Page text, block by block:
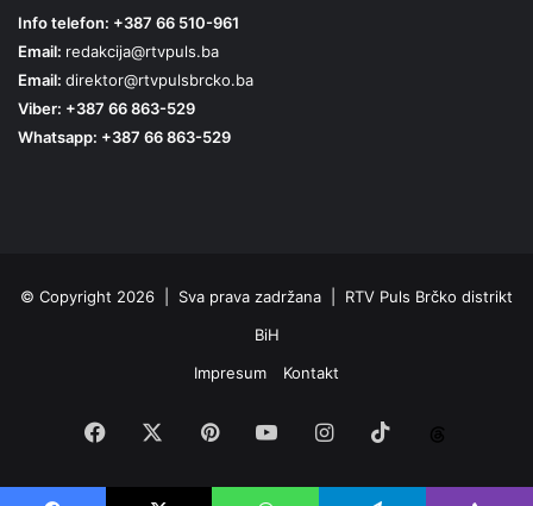
Info telefon: +387 66 510-961
Email: redakcija@rtvpuls.ba
Email: direktor@rtvpulsbrcko.ba
Viber: +387 66 863-529
Whatsapp: +387 66 863-529
© Copyright 2026 | Sva prava zadržana | RTV Puls Brčko distrikt
BiH
Impresum
Kontakt
Facebook PinterestYouTubeInstagram
TikTok